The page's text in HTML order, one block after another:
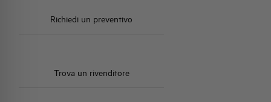
Richiedi un preventivo
Trova un rivenditore